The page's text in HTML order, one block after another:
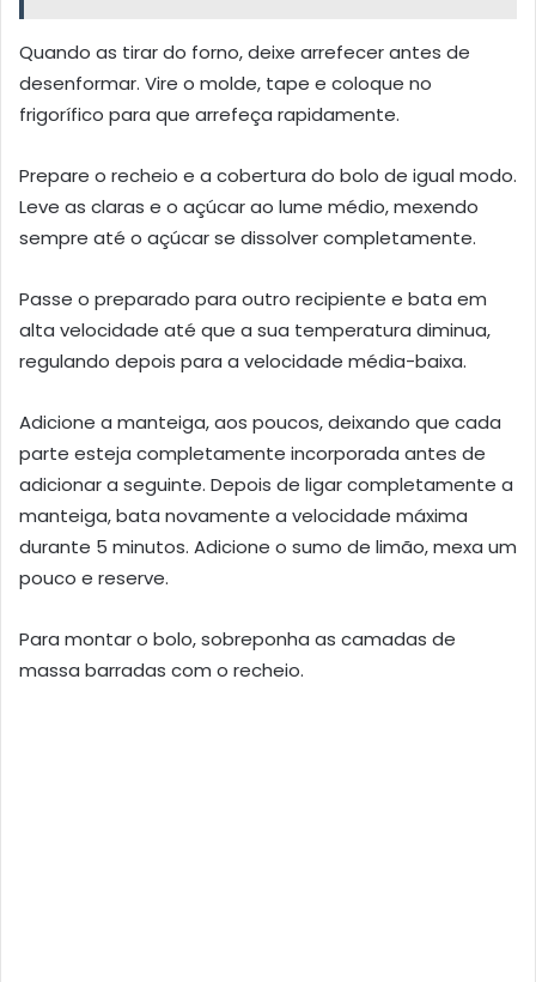
Quando as tirar do forno, deixe arrefecer antes de
desenformar. Vire o molde, tape e coloque no
frigorífico para que arrefeça rapidamente.
Prepare o recheio e a cobertura do bolo de igual modo.
Leve as claras e o açúcar ao lume médio, mexendo
sempre até o açúcar se dissolver completamente.
Passe o preparado para outro recipiente e bata em
alta velocidade até que a sua temperatura diminua,
regulando depois para a velocidade média-baixa.
Adicione a manteiga, aos poucos, deixando que cada
parte esteja completamente incorporada antes de
adicionar a seguinte. Depois de ligar completamente a
manteiga, bata novamente a velocidade máxima
durante 5 minutos. Adicione o sumo de limão, mexa um
pouco e reserve.
Para montar o bolo, sobreponha as camadas de
massa barradas com o recheio.